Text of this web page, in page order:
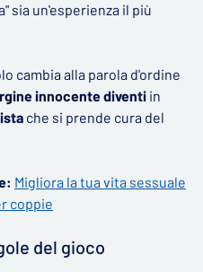
sia un'esperienza il più
cambia alla parola d'ordine
innocente diventi in
che si prende cura del
Migliora la tua vita sessuale
coppie
del gioco